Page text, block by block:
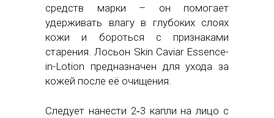
средств марки – он помогает
удерживать влагу в глубоких слоях
кожи и бороться с признаками
старения. Лосьон Skin Caviar Essence-
in-Lotion предназначен для ухода за
кожей после её очищения.
Следует нанести 2‑3 капли на лицо с